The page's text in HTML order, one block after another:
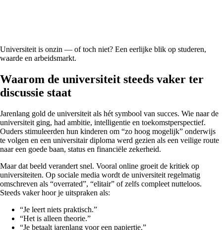
Universiteit is onzin — of toch niet? Een eerlijke blik op studeren,
waarde en arbeidsmarkt.
Waarom de universiteit steeds vaker ter
discussie staat
Jarenlang gold de universiteit als hét symbool van succes. Wie naar de
universiteit ging, had ambitie, intelligentie en toekomstperspectief.
Ouders stimuleerden hun kinderen om “zo hoog mogelijk” onderwijs
te volgen en een universitair diploma werd gezien als een veilige route
naar een goede baan, status en financiële zekerheid.
Maar dat beeld verandert snel. Vooral online groeit de kritiek op
universiteiten. Op sociale media wordt de universiteit regelmatig
omschreven als “overrated”, “elitair” of zelfs compleet nutteloos.
Steeds vaker hoor je uitspraken als:
“Je leert niets praktisch.”
“Het is alleen theorie.”
“Je betaalt jarenlang voor een papiertje.”